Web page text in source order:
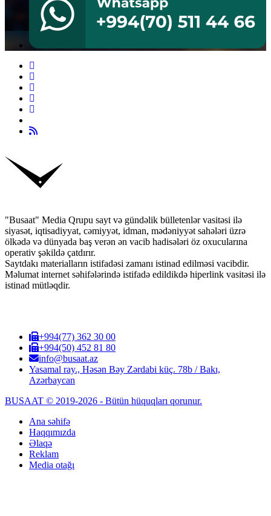
"Busaat" Media Qrupu sayt və gündəlik bülletenlər vasitəsi ilə
siyasət, iqtisadiyyat, cəmiyyət, idman, mədəniyyət sahələri üzrə
ölkədə və dünyada baş verən ən vacib hadisələri öz oxucularına
operativ şəkildə çatdırır.
Saytdakı materialların istifadəsi zamanı istinad edilməsi vacibdir.
Məlumat internet səhifələrində istifadə edildikdə hiperlink vasitəsi ilə
istinad mütləqdir.
+994(77) 362 30 00
+994(50) 452 81 80
info@busaat.az
Yasamal ray., Həsən Bəy Zərdabi küç. 78b / Bakı,
Azərbaycan
BUSAAT © 2019-2026 - Bütün hüquqları qorunur.
Ana səhifə
Haqqımızda
Əlaqə
Reklam
Media otağı